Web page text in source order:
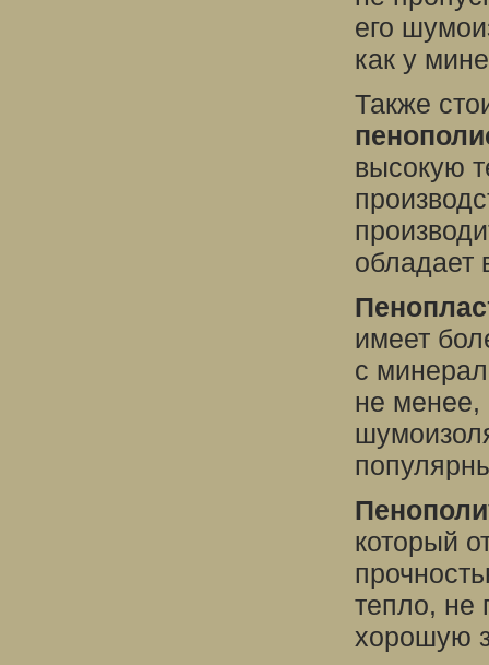
его
как у
Также
высокую
обладает
имеет
с
не менее,
который
тепло, не
хорошую